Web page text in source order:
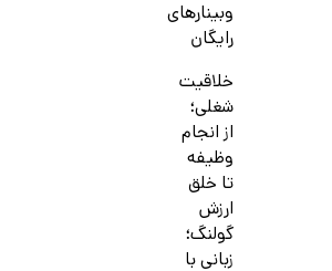
وبینارهای
رایگان
خلاقیت
شغلی؛
از انجام
وظیفه
تا خلق
ارزش
گولنگ؛
زبانی با